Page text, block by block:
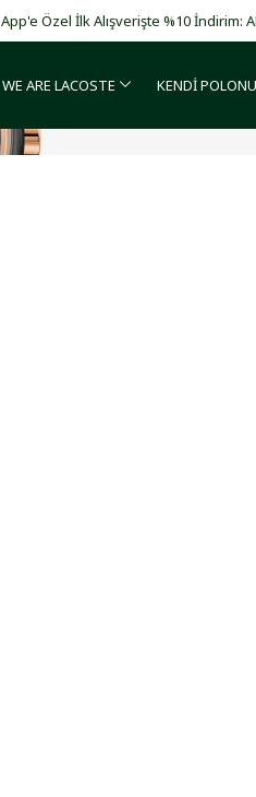
App'e Özel İlk Alışverişte %10 İndirim:
WE ARE LACOSTE KENDİ